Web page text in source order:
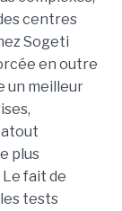
centres
Sogeti
en outre
un meilleur
plus
fait de
tests